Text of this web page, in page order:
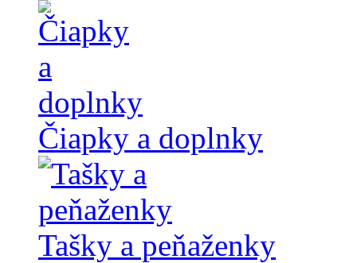
Čiapky a doplnky
Tašky a peňaženky